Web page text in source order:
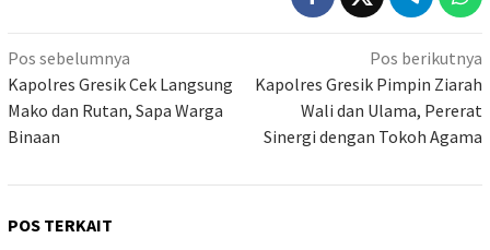
Navigasi
pos
Pos sebelumnya
Kapolres Gresik Cek Langsung
Mako dan Rutan, Sapa Warga
Binaan
Pos berikutnya
Kapolres Gresik Pimpin Ziarah
Wali dan Ulama, Pererat
Sinergi dengan Tokoh Agama
POS TERKAIT